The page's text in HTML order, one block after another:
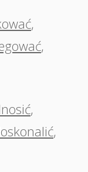
,
,
,
,